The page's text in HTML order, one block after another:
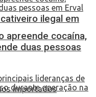
ilegal em
apreende cocaína,
duas pessoas